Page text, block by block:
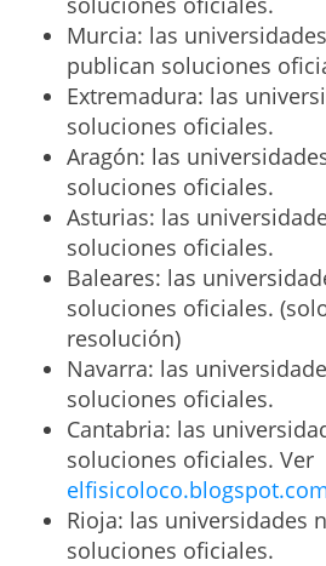
Murcia: las
publican soluciones
Extremadura: las
soluciones oficiales.
Aragón: las
soluciones oficiales.
Asturias: las
soluciones oficiales.
Baleares: las
soluciones oficiales.
resolución)
Navarra: las
soluciones oficiales.
Cantabria: las
soluciones oficiales. Ver
Rioja: las universidades
soluciones oficiales.